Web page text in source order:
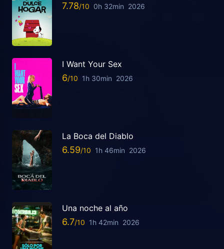
7.78 0h 32min 2026
I Want Your Sex
6 1h 30min 2026
La Boca del Diablo
6.59 1h 46min 2026
Una noche al año
6.7 1h 42min 2026